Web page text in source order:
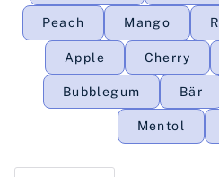
Peach Mango
Apple Cherry
Bubblegum Bär
Mentol